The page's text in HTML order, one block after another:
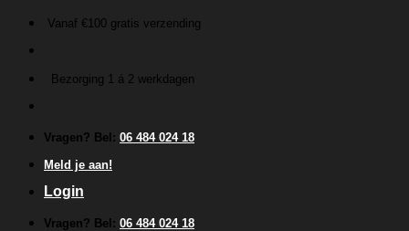
inhoud
Vanaf €100 gratis verzending
Bezorging 1 á 2 werkdagen
Vragen? Bel: 06 484 024 18
Meld je aan!
Login
Vragen? Bel: 06 484 024 18